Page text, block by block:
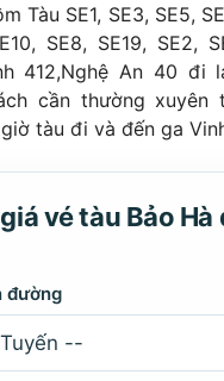
Tàu SE1, SE3, SE5,
SE8, SE19, SE2,
412,Nghệ An 40 đi
cần thường xuyên
tàu đi và đến ga
vé tàu Bảo Hà
đường